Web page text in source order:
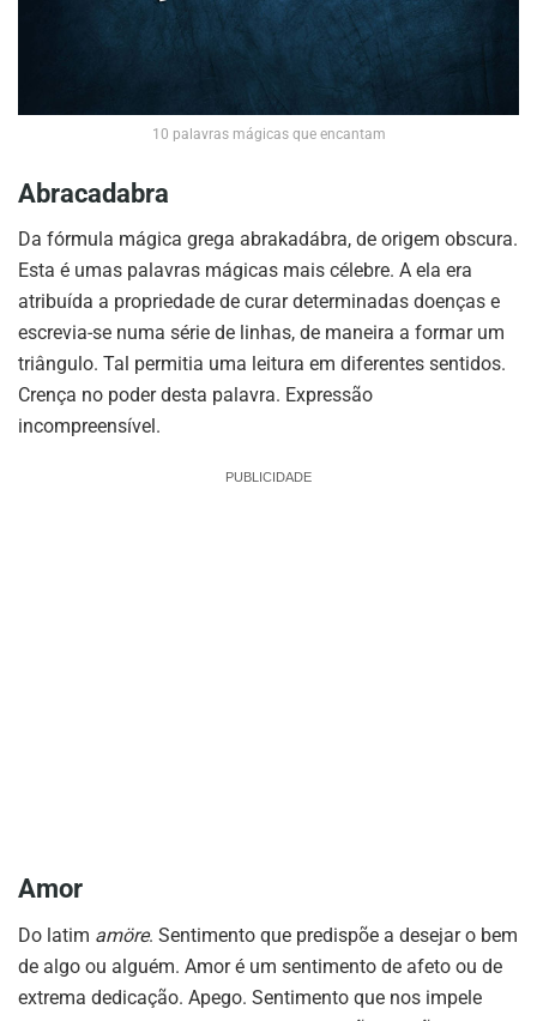
10 palavras mágicas que encantam
Abracadabra
Da fórmula mágica grega abrakadábra, de origem obscura.
Esta é umas palavras mágicas mais célebre. A ela era
atribuída a propriedade de curar determinadas doenças e
escrevia-se numa série de linhas, de maneira a formar um
triângulo. Tal permitia uma leitura em diferentes sentidos.
Crença no poder desta palavra. Expressão
incompreensível.
PUBLICIDADE
Amor
Do latim amöre. Sentimento que predispõe a desejar o bem
de algo ou alguém. Amor é um sentimento de afeto ou de
extrema dedicação. Apego. Sentimento que nos impele